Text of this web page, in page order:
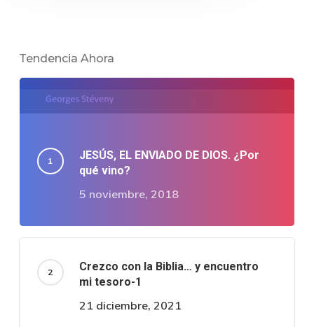
Tendencia Ahora
JESÚS, EL ENVIADO DE DIOS. ¿Por
qué vino?
5 noviembre, 2018
Crezco con la Biblia… y encuentro
mi tesoro-1
21 diciembre, 2021